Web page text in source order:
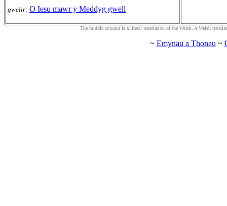
gwelir: O Iesu mawr y Meddyg gwell
The middle column is a literal translation of the Welsh. A Welsh
~ Emynau a Thonau ~